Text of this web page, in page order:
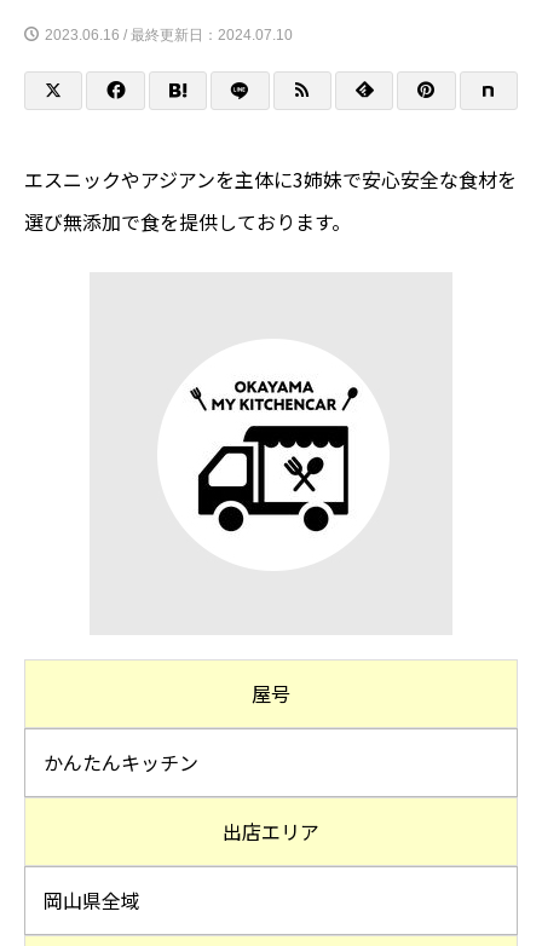
2023.06.16 / 最終更新日：2024.07.10
エスニックやアジアンを主体に3姉妹で安心安全な食材を
選び無添加で食を提供しております。
屋号
かんたんキッチン
出店エリア
岡山県全域